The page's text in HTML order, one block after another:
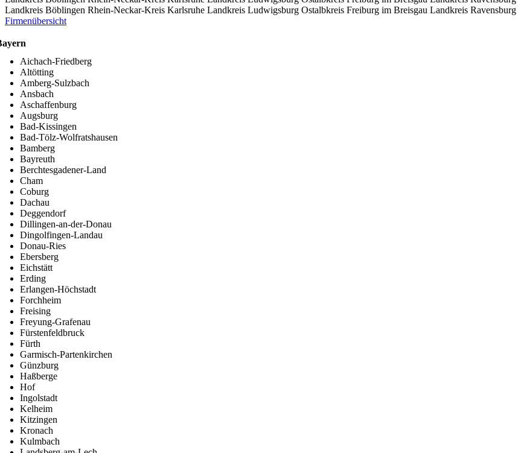
Landkreis Böblingen Rhein-Neckar-Kreis Karlsruhe Landkreis Ludwigsburg Ostalbkreis Freiburg im Breisgau Landkreis Ravensburg
Firmenübersicht
Aichach-Friedberg
Altötting
Amberg-Sulzbach
Ansbach
Aschaffenburg
Augsburg
Bad-Kissingen
Bad-Tölz-Wolfratshausen
Bamberg
Bayreuth
Berchtesgadener-Land
Cham
Coburg
Dachau
Deggendorf
Dillingen-an-der-Donau
Dingolfingen-Landau
Donau-Ries
Ebersberg
Eichstätt
Erding
Erlangen-Höchstadt
Forchheim
Freising
Freyung-Grafenau
Fürstenfeldbruck
Fürth
Garmisch-Partenkirchen
Günzburg
Haßberge
Hof
Ingolstadt
Kelheim
Kitzingen
Kronach
Kulmbach